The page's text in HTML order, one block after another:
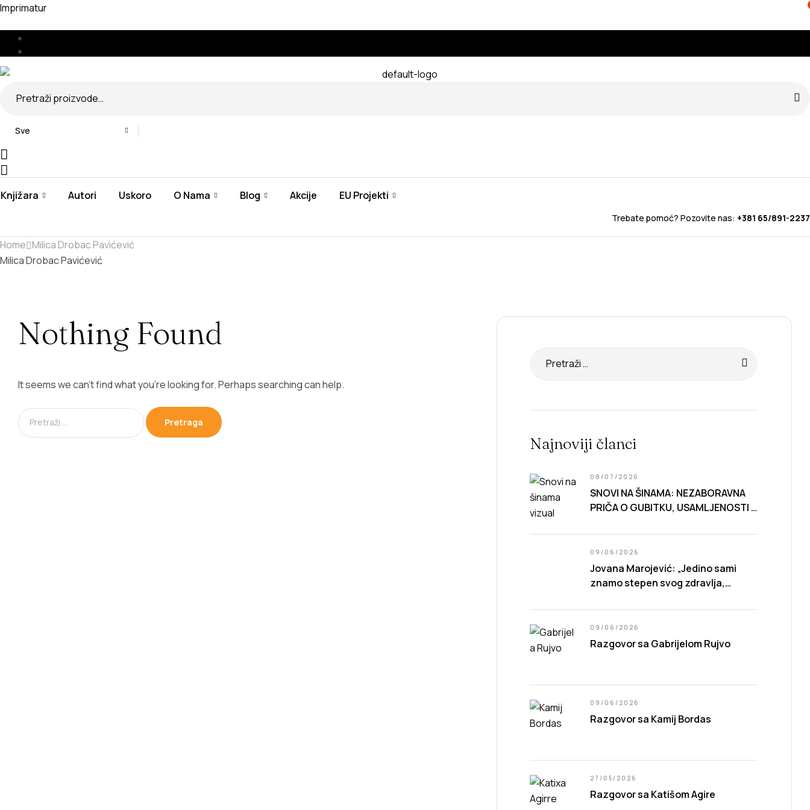
Imprimatur
Menu
Sve
Knjižara Autori Uskoro O Nama Blog Akcije EU Projekti
Trebate pomoć? Pozovite nas: +381 65/891-2237
Home Milica Drobac Pavićević
Milica Drobac Pavićević
Nothing Found
It seems we can’t find what you’re looking for. Perhaps searching can help.
Pretraga:
Pretraga:
Najnoviji članci
SNOVI NA ŠINAMA: NEZABORAVNA
PRIČA O GUBITKU, USAMLJENOSTI I
08/07/2026
Jovana Marojević: „Jedino sami
znamo stepen svog zdravlja,
sposobnosti da živimo.”
09/06/2026
Razgovor sa Gabrijelom Rujvo
09/06/2026
Razgovor sa Kamij Bordas
09/06/2026
Razgovor sa Katišom Agire
27/05/2026